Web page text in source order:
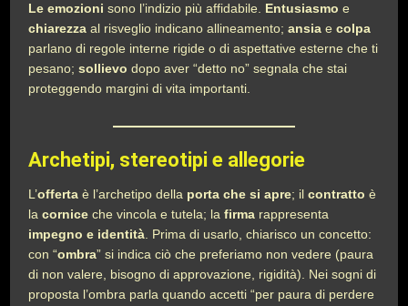
Le emozioni sono l’indizio più affidabile. Entusiasmo e
chiarezza al risveglio indicano allineamento;ansia ecolpa
parlano di regole interne rigide o di aspettative esterne che ti
pesano;sollievo dopo aver “detto no” segnala che stai
proteggendo margini di vita importanti.
Archetipi, stereotipi e allegorie
L’offerta è l’archetipo della porta che si apre; ilcontratto è
lacornice che vincola e tutela; lafirma rappresenta
impegno e identità . Prima di usarlo, chiarisco un concetto:
con “ombra” si indica ciò che preferiamo non vedere (paura
di non valere, bisogno di approvazione, rigidità). Nei sogni di
proposta l’ombra parla quando accetti “per paura di perdere